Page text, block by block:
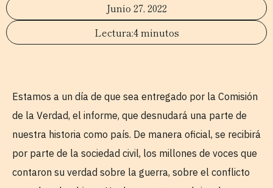
Junio 27, 2022
4 minutos
Estamos a un día de que sea entregado por la Comisión
de la Verdad, el informe, que desnudará una parte de
nuestra historia como país. De manera oficial, se recibirá
por parte de la sociedad civil, los millones de voces que
contaron su verdad sobre la guerra, sobre el conflicto